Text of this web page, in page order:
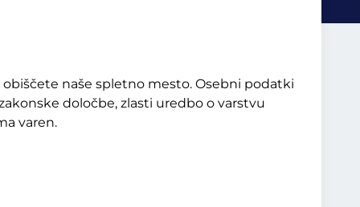
naše spletno mesto. Osebni podatki
določbe, zlasti uredbo o varstvu
varen.